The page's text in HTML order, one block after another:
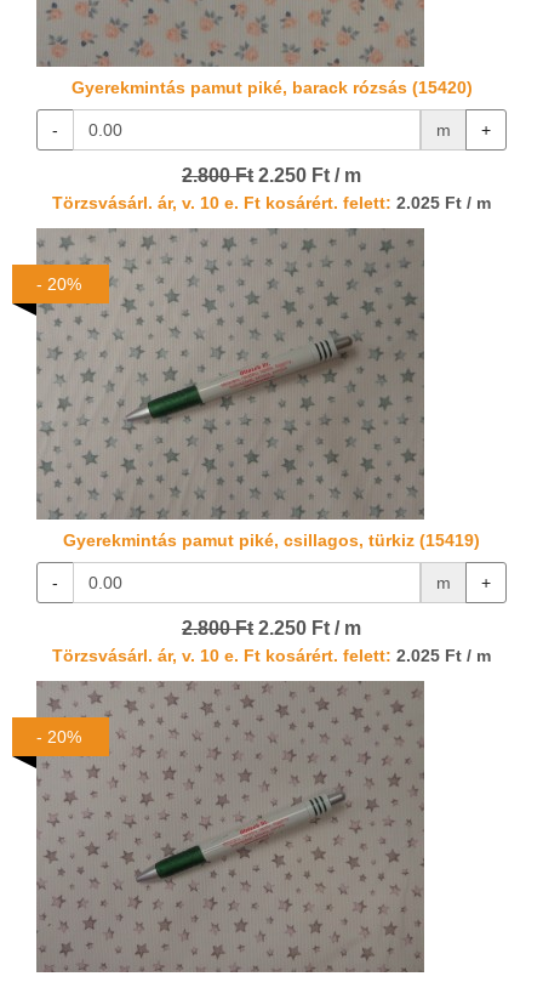
Gyerekmintás pamut piké, barack rózsás (15420)
- m +
2.800 Ft 2.250 Ft / m
Törzsvásárl. ár, v. 10 e. Ft kosárért. felett: 2.025 Ft / m
Gyerekmintás pamut piké, csillagos, türkiz (15419)
- m +
2.800 Ft 2.250 Ft / m
Törzsvásárl. ár, v. 10 e. Ft kosárért. felett: 2.025 Ft / m
- 20%
- 20%